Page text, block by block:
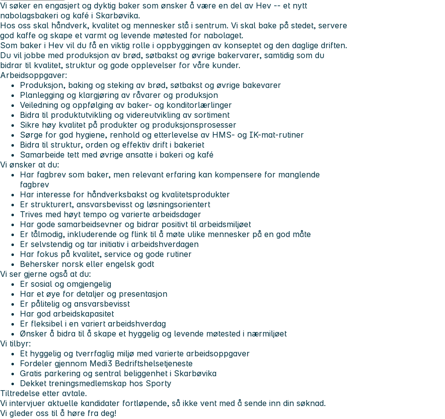
Vi søker en engasjert og dyktig baker som ønsker å være en del av Hev -- et nytt
nabolagsbakeri og kafé i Skarbøvika.
Hos oss skal håndverk, kvalitet og mennesker stå i sentrum. Vi skal bake på stedet, servere
god kaffe og skape et varmt og levende møtested for nabolaget.
Som baker i Hev vil du få en viktig rolle i oppbyggingen av konseptet og den daglige driften.
Du vil jobbe med produksjon av brød, søtbakst og øvrige bakervarer, samtidig som du
bidrar til kvalitet, struktur og gode opplevelser for våre kunder.
Arbeidsoppgaver:
Produksjon, baking og steking av brød, søtbakst og øvrige bakevarer
Planlegging og klargjøring av råvarer og produksjon
Veiledning og oppfølging av baker- og konditorlærlinger
Bidra til produktutvikling og videreutvikling av sortiment
Sikre høy kvalitet på produkter og produksjonsprosesser
Sørge for god hygiene, renhold og etterlevelse av HMS- og IK-mat-rutiner
Bidra til struktur, orden og effektiv drift i bakeriet
Samarbeide tett med øvrige ansatte i bakeri og kafé
Vi ønsker at du:
Har fagbrev som baker, men relevant erfaring kan kompensere for manglende
fagbrev
Har interesse for håndverksbakst og kvalitetsprodukter
Er strukturert, ansvarsbevisst og løsningsorientert
Trives med høyt tempo og varierte arbeidsdager
Har gode samarbeidsevner og bidrar positivt til arbeidsmiljøet
Er tålmodig, inkluderende og flink til å møte ulike mennesker på en god måte
Er selvstendig og tar initiativ i arbeidshverdagen
Har fokus på kvalitet, service og gode rutiner
Behersker norsk eller engelsk godt
Vi ser gjerne også at du:
Er sosial og omgjengelig
Har et øye for detaljer og presentasjon
Er pålitelig og ansvarsbevisst
Har god arbeidskapasitet
Er fleksibel i en variert arbeidshverdag
Ønsker å bidra til å skape et hyggelig og levende møtested i nærmiljøet
Vi tilbyr:
Et hyggelig og tverrfaglig miljø med varierte arbeidsoppgaver
Fordeler gjennom Medi3 Bedriftshelsetjeneste
Gratis parkering og sentral beliggenhet i Skarbøvika
Dekket treningsmedlemskap hos Sporty
Tiltredelse etter avtale.
Vi intervjuer aktuelle kandidater fortløpende, så ikke vent med å sende inn din søknad.
Vi gleder oss til å høre fra deg!